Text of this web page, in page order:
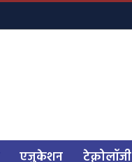
एजुकेशन टेक्नोलॉजी